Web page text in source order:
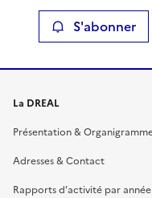
S'abonner
La DREAL
Présentation &
Adresses & Contact
Rapports d’activité par année